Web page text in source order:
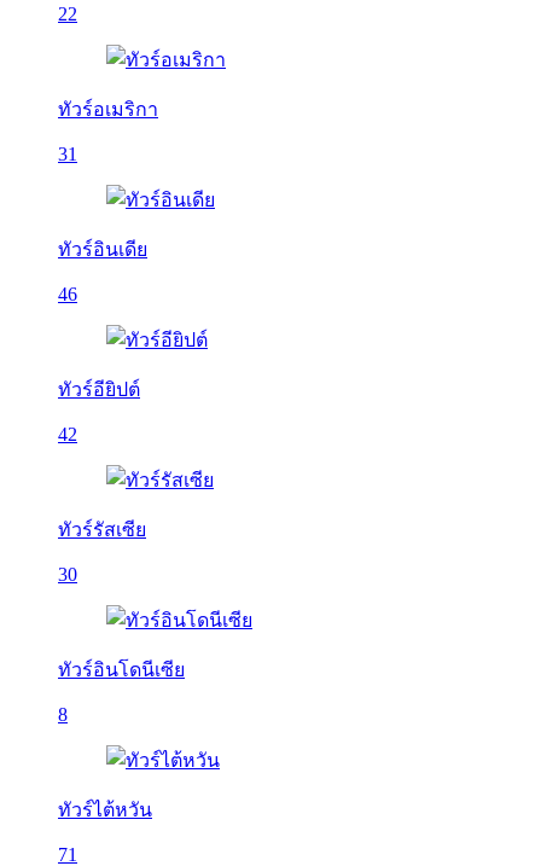
22
ทัวร์อเมริกา
31
ทัวร์อินเดีย
46
ทัวร์อียิปต์
42
ทัวร์รัสเซีย
30
ทัวร์อินโดนีเซีย
8
ทัวร์ไต้หวัน
71